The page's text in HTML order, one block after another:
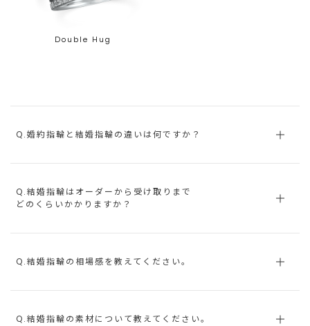
Double Hug
Q.婚約指輪と結婚指輪の違いは何ですか？
Q.結婚指輪はオーダーから受け取りまで
どのくらいかかりますか？
Q.結婚指輪の相場感を教えてください。
Q.結婚指輪の素材について教えてください。